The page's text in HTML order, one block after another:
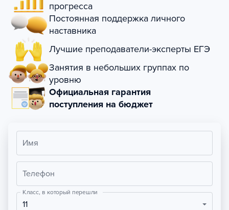
прогресса
Постоянная поддержка личного
наставника
Лучшие преподаватели-эксперты ЕГЭ
Занятия в небольших группах по
уровню
Официальная гарантия
поступления на бюджет
Имя
Телефон
Класс, в который перешли
11